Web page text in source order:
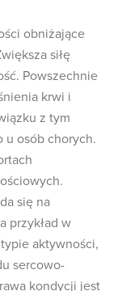
obniżające
siłę
Powszechnie
krwi i
z tym
u osób chorych.
się na
przykład w
aktywności,
sercowo-
kondycji jest